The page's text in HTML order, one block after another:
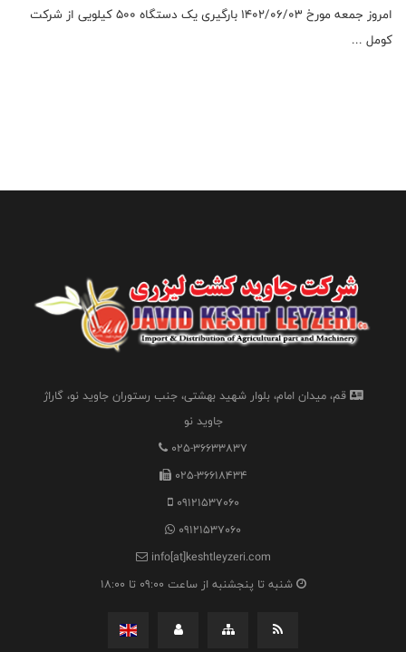
امروز جمعه مورخ ۱۴۰۲/۰۶/۰۳ بارگیری یک دستگاه ۵۰۰ کیلویی از شرکت
کومل ...
قم، میدان امام، بلوار شهید بهشتی، جنب رستوران جاوید نو، گاراژ
جاوید نو
025-36633837
025-36618434
09121537060
09121537060
info[at]keshtleyzeri.com
شنبه تا پنجشنبه از ساعت 09:00 تا 18:00